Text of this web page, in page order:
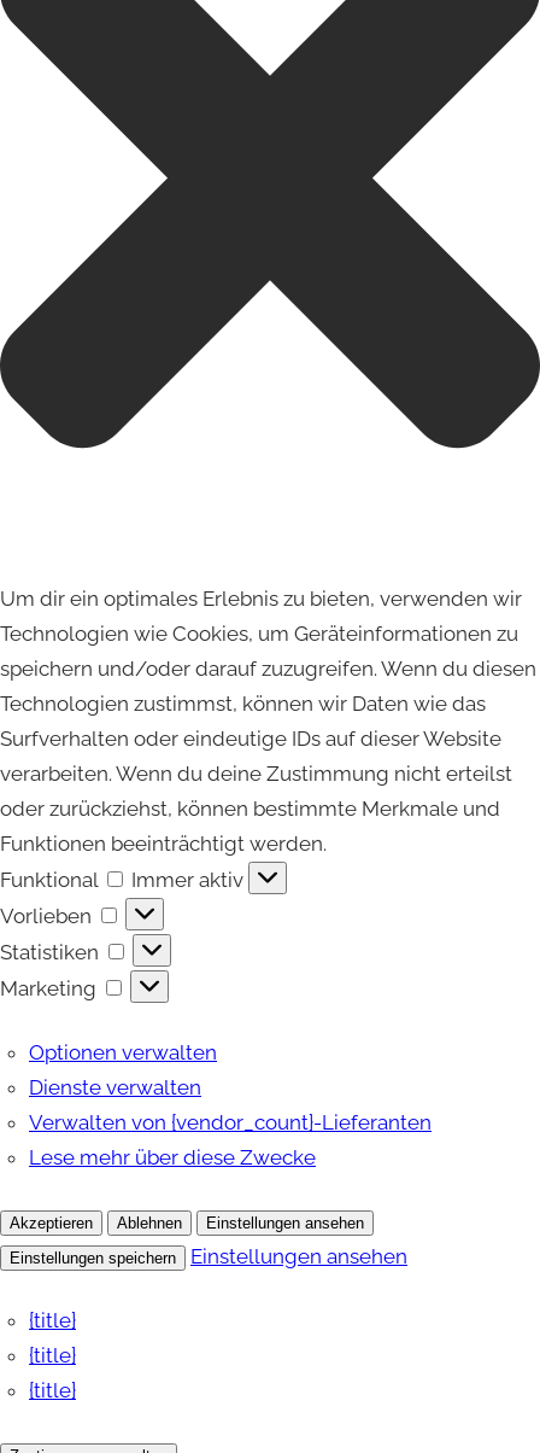
Um dir ein optimales Erlebnis zu bieten, verwenden wir
Technologien wie Cookies, um Geräteinformationen zu
speichern und/oder darauf zuzugreifen. Wenn du diesen
Technologien zustimmst, können wir Daten wie das
Surfverhalten oder eindeutige IDs auf dieser Website
verarbeiten. Wenn du deine Zustimmung nicht erteilst
oder zurückziehst, können bestimmte Merkmale und
Funktionen beeinträchtigt werden.
Funktional
Funktional
Immer aktiv
Vorlieben
Vorlieben
Statistiken
Statistiken
Marketing
Marketing
Optionen verwalten
Dienste verwalten
Verwalten von {vendor_count}-Lieferanten
Lese mehr über diese Zwecke
Akzeptieren Ablehnen
Einstellungen ansehen
Einstellungen speichern
Einstellungen ansehen
{title}
{title}
{title}